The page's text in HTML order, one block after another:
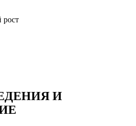
рост
И